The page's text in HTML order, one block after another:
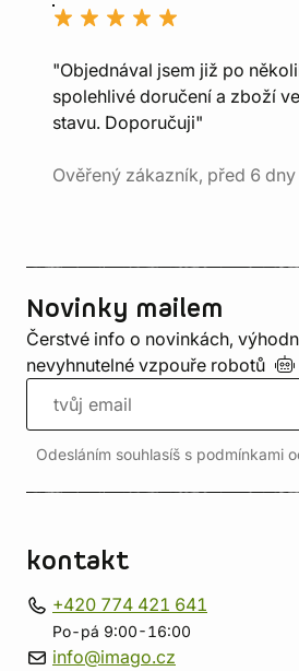
"Objednával jsem již po
spolehlivé doručení a zboží
stavu. Doporučuji"
Ověřený zákazník, před 6 dny
Novinky mailem
Čerstvé info o novinkách,
nevyhnutelné vzpouře robotů
Odesláním souhlasíš s podmínkami
kontakt
+420 774 421 641
Po-pá 9:00-16:00
info@imago.cz